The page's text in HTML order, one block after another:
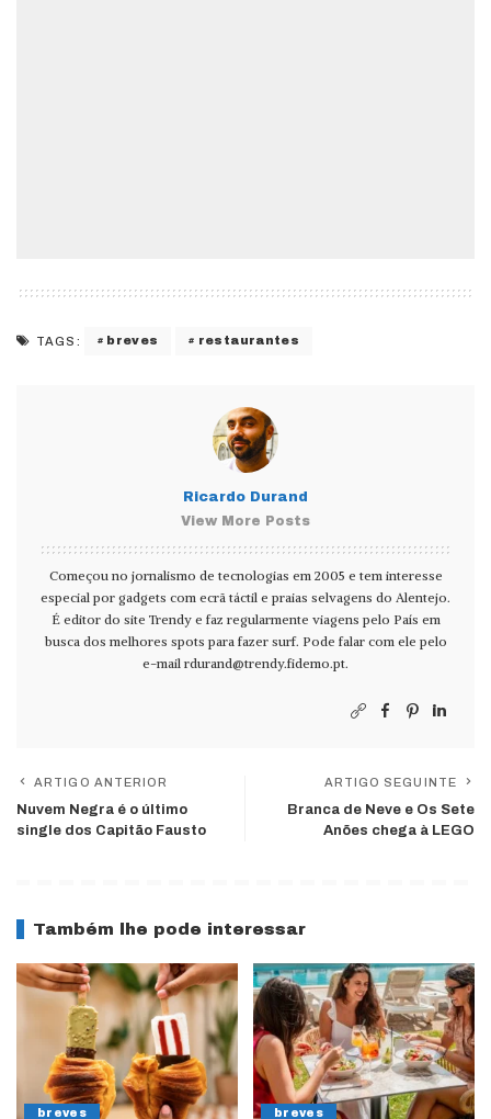
TAGS: breves restaurantes
Ricardo Durand
View More Posts
Começou no jornalismo de tecnologias em 2005 e tem interesse
especial por gadgets com ecrã táctil e praias selvagens do Alentejo.
É editor do site Trendy e faz regularmente viagens pelo País em
busca dos melhores spots para fazer surf. Pode falar com ele pelo
e-mail rdurand@trendy.fidemo.pt.
ARTIGO ANTERIOR
Nuvem Negra é o último
single dos Capitão Fausto
ARTIGO SEGUINTE
Branca de Neve e Os Sete
Anões chega à LEGO
Também lhe pode interessar
breves breves